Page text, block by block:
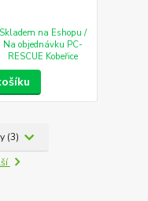
Skladem na Eshopu /
Na objednávku PC-
RESCUE Kobeřice
(3)